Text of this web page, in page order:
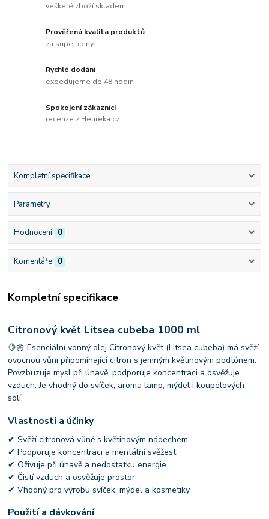
veškeré zboží skladem
Prověřená kvalita produktů
za super ceny
Rychlé dodání
expedujeme do 48 hodin
Spokojení zákazníci
recenze z Heureka.cz
Kompletní specifikace
Parametry
Hodnocení 0
Komentáře 0
Kompletní specifikace
Citronový květ Litsea cubeba 1000 ml
🍋🌼 Esenciální vonný olej Citronový květ (Litsea cubeba) má svěží
ovocnou vůni připomínající citron s jemným květinovým podtónem.
Povzbuzuje mysl při únavě, podporuje koncentraci a osvěžuje
vzduch. Je vhodný do svíček, aroma lamp, mýdel i koupelových
solí.
Vlastnosti a účinky
✔ Svěží citronová vůně s květinovým nádechem
✔ Podporuje koncentraci a mentální svěžest
✔ Oživuje při únavě a nedostatku energie
✔ Čistí vzduch a osvěžuje prostor
✔ Vhodný pro výrobu svíček, mýdel a kosmetiky
Použití a dávkování